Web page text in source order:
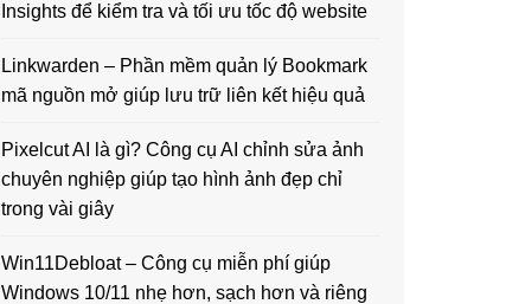
Insights để kiểm tra và tối ưu tốc độ website
Linkwarden – Phần mềm quản lý Bookmark
mã nguồn mở giúp lưu trữ liên kết hiệu quả
Pixelcut AI là gì? Công cụ AI chỉnh sửa ảnh
chuyên nghiệp giúp tạo hình ảnh đẹp chỉ
trong vài giây
Win11Debloat – Công cụ miễn phí giúp
Windows 10/11 nhẹ hơn, sạch hơn và riêng